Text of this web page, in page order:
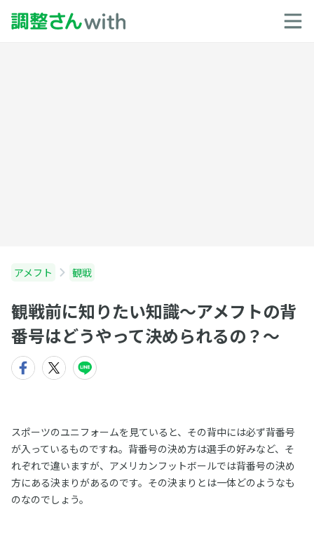
アメフト 観戦
観戦前に知りたい知識〜アメフトの背
番号はどうやって決められるの？〜
スポーツのユニフォームを見ていると、その背中には必ず背番号
が入っているものですね。背番号の決め方は選手の好みなど、そ
れぞれで違いますが、アメリカンフットボールでは背番号の決め
方にある決まりがあるのです。その決まりとは一体どのようなも
のなのでしょう。